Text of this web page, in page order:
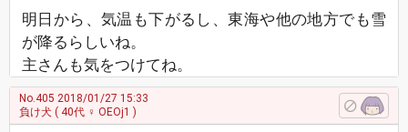
明日から、気温も下がるし、東海や他の地方でも雪
が降るらしいね。
主さんも気をつけてね。
No.405 2018/01/27 15:33
負け犬 ( 40代 ♀ OEOj1 )